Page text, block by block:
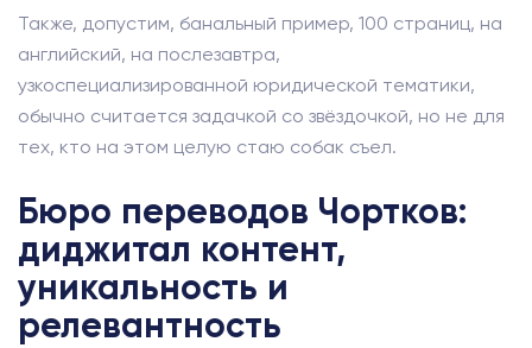
Также, допустим, банальный пример, 100 страниц, на
английский, на послезавтра,
узкоспециализированной юридической тематики,
обычно считается задачкой со звёздочкой, но не для
тех, кто на этом целую стаю собак съел.
Бюро переводов Чортков:
диджитал контент,
уникальность и
релевантность